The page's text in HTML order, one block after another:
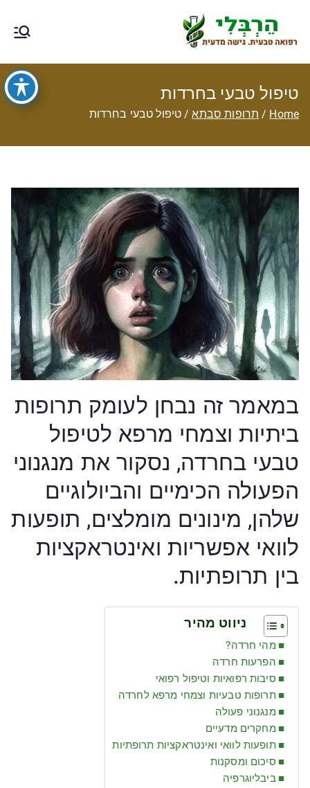
content
רפואה טבעית
עם גישה
מדעית
טיפול תזונתי, צמחי מרפא, רפואה
טבעית מסורתית ותוספי תזונה
טיפול טבעי בחרדות
Home תרופות סבתא טיפול טבעי בחרדות
במאמר זה נבחן לעומק תרופות
ביתיות וצמחי מרפא לטיפול
טבעי בחרדה, נסקור את מנגנוני
הפעולה הכימיים והביולוגיים
שלהן, מינונים מומלצים, תופעות
לוואי אפשריות ואינטראקציות
בין תרופתיות.
ניווט מהיר
מהי חרדה?
הפרעות חרדה
סיבות רפואיות וטיפול רפואי
תרופות טבעיות וצמחי מרפא לחרדה
מנגנוני פעולה
מחקרים מדעיים
תופעות לוואי ואינטראקציות תרופתיות
סיכום ומסקנות
ביבליוגרפיה